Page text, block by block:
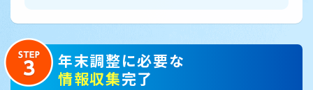
年末調整に必要な
情報収集完了